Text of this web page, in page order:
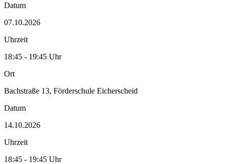
Datum
07.10.2026
Uhrzeit
18:45 - 19:45 Uhr
Ort
Bachstraße 13, Förderschule Eicherscheid
Datum
14.10.2026
Uhrzeit
18:45 - 19:45 Uhr